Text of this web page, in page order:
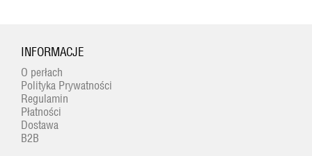
INFORMACJE
O perłach
Polityka Prywatności
Regulamin
Płatności
Dostawa
B2B